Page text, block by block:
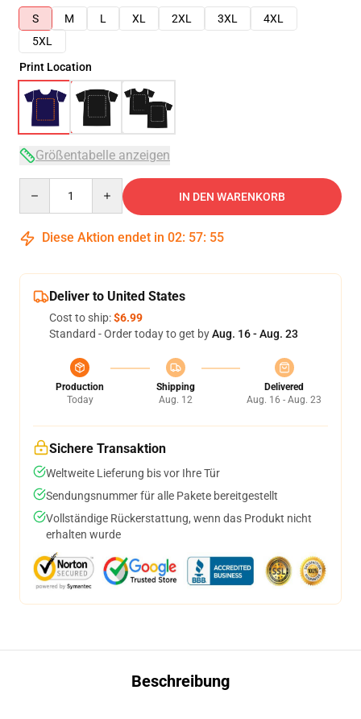
S
M L XL 2XL 3XL
4XL
5XL
Print Location
Größentabelle anzeigen
IN DEN WARENKORB
Diese Aktion endet in 02: 57: 54
Deliver to United States
Cost to ship:$6.99
Standard - Order today to get byAug. 16 - Aug. 23
Production
Today
Shipping
Aug. 12
Delivered
Aug. 16 - Aug. 23
Sichere Transaktion
Weltweite Lieferung bis vor Ihre Tür
Sendungsnummer für alle Pakete bereitgestellt
Vollständige Rückerstattung, wenn das Produkt nicht
erhalten wurde
Beschreibung